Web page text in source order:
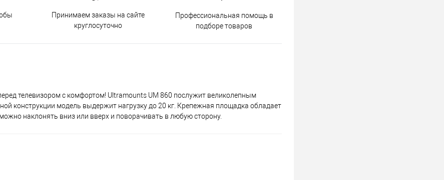
Принимаем заказы на сайте
круглосуточно
Профессиональная помощь в
подборе товаров
телевизором с комфортом! Ultramounts UM 860 послужит великолепным
конструкции модель выдержит нагрузку до 20 кг. Крепежная площадка обладает
наклонять вниз или вверх и поворачивать в любую сторону.